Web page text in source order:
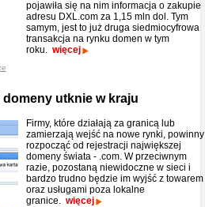
pojawiła się na nim informacja o zakupie
adresu DXL.com za 1,15 mln dol. Tym
samym, jest to już druga siedmiocyfrowa
transakcja na rynku domen w tym
roku. więcej
utknie w kraju
Firmy, które działają za granicą lub
zamierzają wejść na nowe rynki, powinny
rozpocząć od rejestracji największej
domeny świata - .com. W przeciwnym
razie, pozostaną niewidoczne w sieci i
bardzo trudno będzie im wyjść z towarem
oraz usługami poza lokalne
granice. więcej